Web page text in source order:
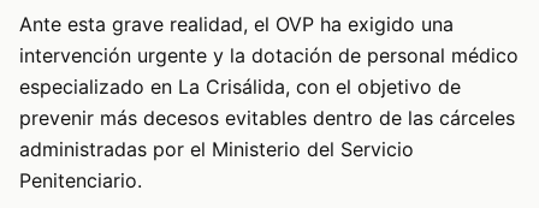
Ante esta grave realidad, el OVP ha exigido una
intervención urgente y la dotación de personal médico
especializado en La Crisálida, con el objetivo de
prevenir más decesos evitables dentro de las cárceles
administradas por el Ministerio del Servicio
Penitenciario.